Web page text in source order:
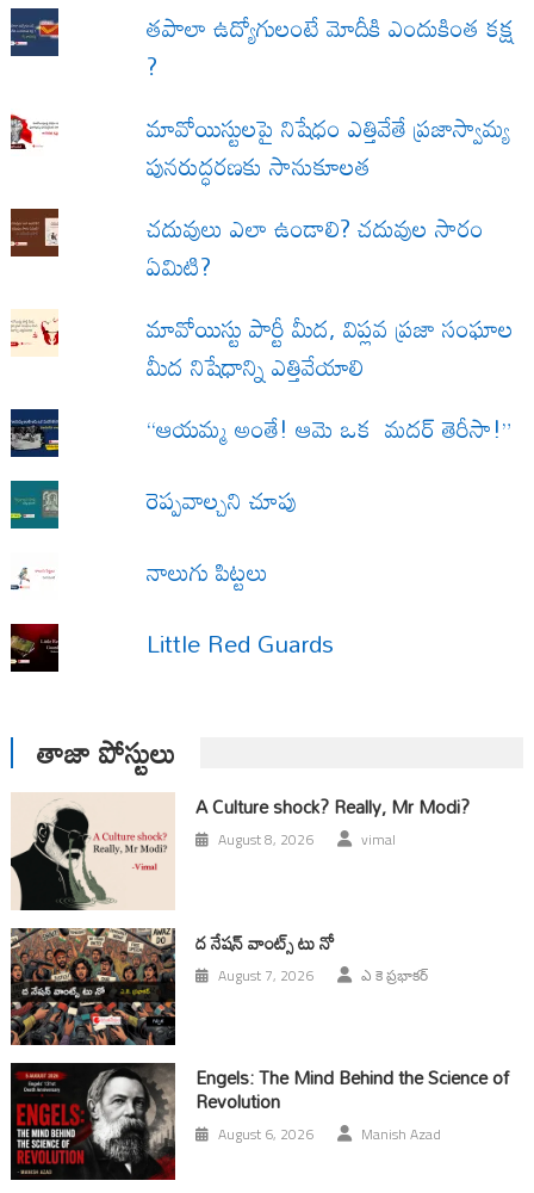
త‌పాలా ఉద్యోగులంటే మోదీకి ఎందుకింత కక్ష
?
మావోయిస్టులపై నిషేధం ఎత్తివేతే ప్రజాస్వామ్య
పునరుద్ధరణకు సానుకూలత
చదువులు ఎలా ఉండాలి? చదువుల సారం
ఏమిటి?
మావోయిస్టు పార్టీ మీద, విప్లవ ప్రజా సంఘాల
మీద నిషేధాన్ని ఎత్తివేయాలి
“ఆయమ్మ అంతే! ఆమె ఒక మదర్ తెరీసా!”
రెప్పవాల్చని చూపు
నాలుగు పిట్టలు
Little Red Guards
తాజా పోస్టులు
A Culture shock? Really, Mr Modi?
August 8, 2026 vimal
ద నేషన్ వాంట్స్ టు నో
August 7, 2026 ఎ కె ప్రభాకర్
Engels: The Mind Behind the Science of
Revolution
August 6, 2026 Manish Azad